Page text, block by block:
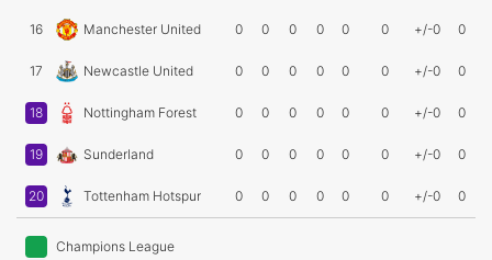
16 Manchester United 0 0 0 0 0 0 +/-0 0
17 Newcastle United 0 0 0 0 0 0 +/-0 0
18 Nottingham Forest 0 0 0 0 0 0 +/-0 0
19 Sunderland 0 0 0 0 0 0 +/-0 0
20 Tottenham Hotspur 0 0 0 0 0 0 +/-0 0
Champions League